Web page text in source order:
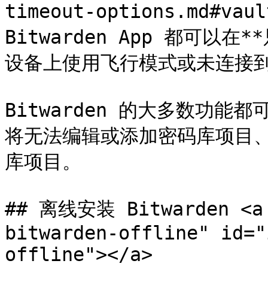
timeout-
Bitwarden App 都可以在**
设备上使用飞行模式或未连接
Bitwarden 的大多数功能都
将无法编辑或添加密码库项目
库项目。
## 离线安装 Bitwarden
bitwarden-offline"
offline"></a>